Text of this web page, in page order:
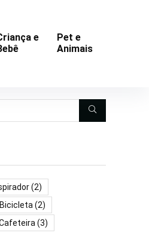
e
Pet e
Animais
(2)
Bicicleta (2)
(3)